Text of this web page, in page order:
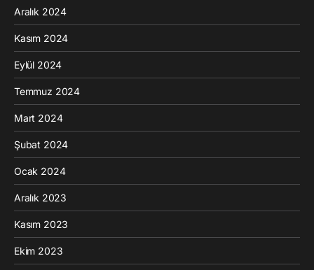
Aralık 2024
Kasım 2024
Eylül 2024
Temmuz 2024
Mart 2024
Şubat 2024
Ocak 2024
Aralık 2023
Kasım 2023
Ekim 2023